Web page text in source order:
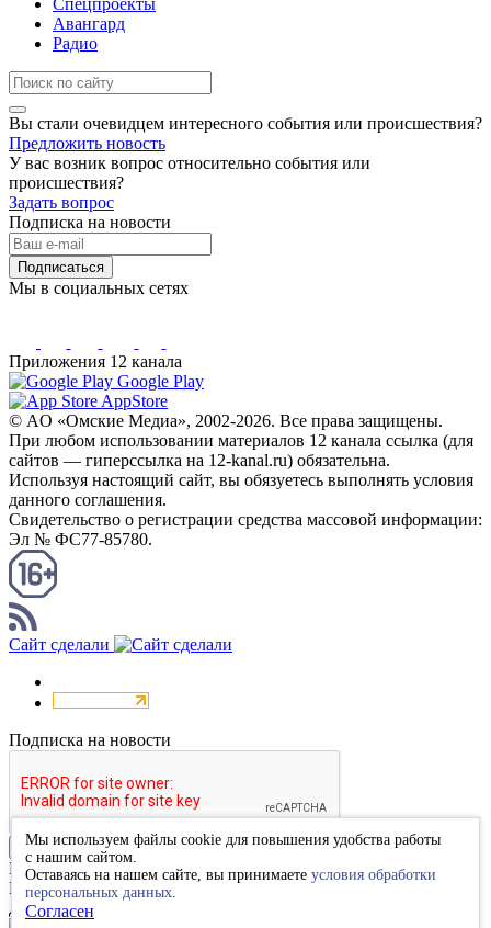
Спецпроекты
Авангард
Радио
Вы стали очевидцем интересного события или происшествия?
Предложить новость
У вас возник вопрос относительно события или
происшествия?
Задать вопрос
Подписка на новости
Подписаться
Мы в социальных сетях
Приложения 12 канала
Google Play
AppStore
© AO «Омские Медиа», 2002-2026. Все права защищены.
При любом использовании материалов 12 канала ссылка (для
сайтов — гиперссылка на 12-kanal.ru) обязательна.
Используя настоящий сайт, вы обязуетесь выполнять условия
данного соглашения.
Свидетельство о регистрации средства массовой информации:
Эл № ФС77-85780.
Сайт сделали
Подписка на новости
Подписаться
Благодарим за подписку
Пожалуйста, перейдите по ссылке в высланном вам письме
для подтверждения подписки.
Мы используем файлы cookie для повышения удобства работы
с нашим сайтом.
Оставаясь на нашем сайте, вы принимаете условия обработки
персональных данных.
Согласен